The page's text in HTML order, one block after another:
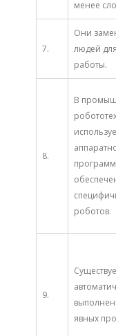
менее
7.
Они
людей
работы.
8.
В
роботов.
9.
явных